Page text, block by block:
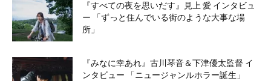
『すべての夜を思いだす』見上 愛 インタビュ
ー 「ずっと住んでいる街のような大事な場
所」
『みなに幸あれ』古川琴音＆下津優太監督 イ
ンタビュー 「ニュージャンルホラー誕生」